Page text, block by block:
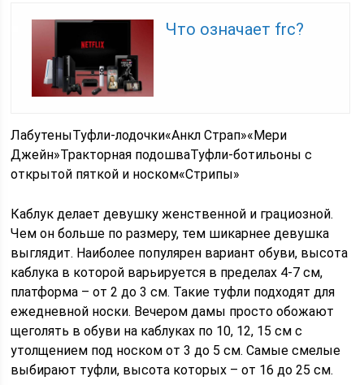
Что означает frc?
ЛабутеныТуфли-лодочки«Анкл Страп»«Мери
Джейн»Тракторная подошваТуфли-ботильоны с
открытой пяткой и носком«Стрипы»
Каблук делает девушку женственной и грациозной.
Чем он больше по размеру, тем шикарнее девушка
выглядит. Наиболее популярен вариант обуви, высота
каблука в которой варьируется в пределах 4-7 см,
платформа – от 2 до 3 см. Такие туфли подходят для
ежедневной носки. Вечером дамы просто обожают
щеголять в обуви на каблуках по 10, 12, 15 см с
утолщением под носком от 3 до 5 см. Самые смелые
выбирают туфли, высота которых – от 16 до 25 см.